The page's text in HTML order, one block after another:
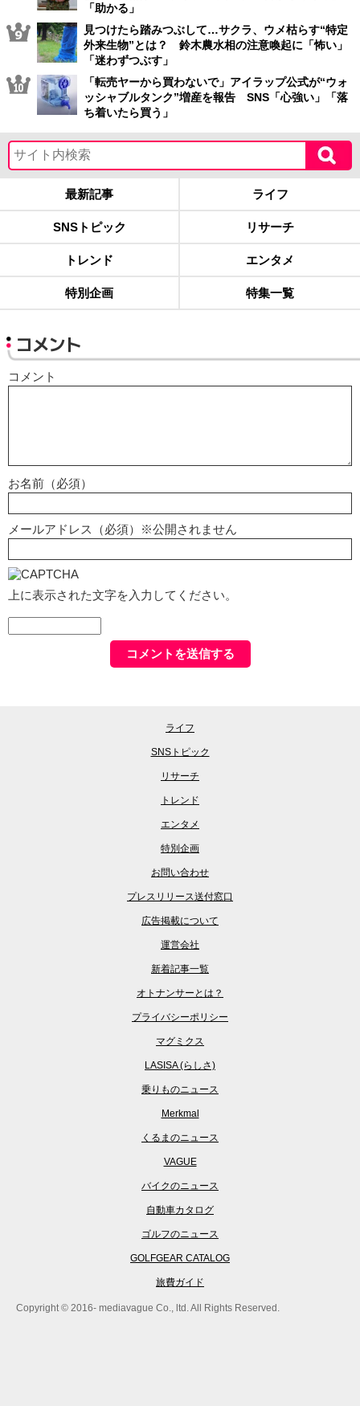
「助かる」
見つけたら踏みつぶして…サクラ、ウメ枯らす“特定
外来生物”とは？ 鈴木農水相の注意喚起に「怖い」
「迷わずつぶす」
「転売ヤーから買わないで」アイラップ公式が“ウォ
ッシャブルタンク”増産を報告 SNS「心強い」「落
ち着いたら買う」
最新記事 ライフ
SNSトピック リサーチ
トレンド エンタメ
特別企画 特集一覧
コメント
コメント
お名前（必須）
メールアドレス（必須）※公開されません
上に表示された文字を入力してください。
ライフ
SNSトピック
リサーチ
トレンド
エンタメ
特別企画
お問い合わせ
プレスリリース送付窓口
広告掲載について
運営会社
新着記事一覧
オトナンサーとは？
プライバシーポリシー
マグミクス
LASISA (らしさ)
乗りものニュース
Merkmal
くるまのニュース
VAGUE
バイクのニュース
自動車カタログ
ゴルフのニュース
GOLFGEAR CATALOG
旅費ガイド
Copyright © 2016- mediavague Co., ltd. All Rights Reserved.